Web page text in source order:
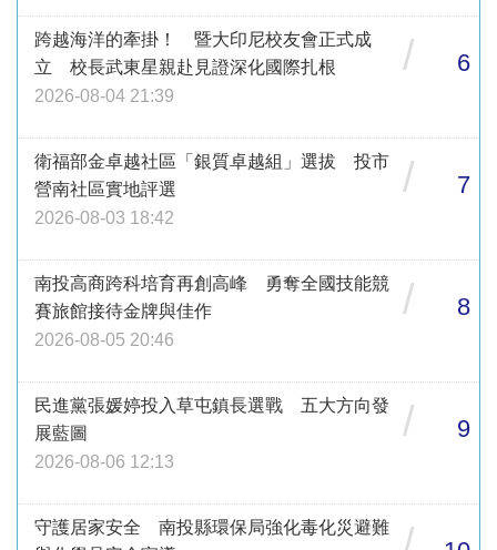
跨越海洋的牽掛！ 暨大印尼校友會正式成
立 校長武東星親赴見證深化國際扎根
2026-08-04 21:39
/ 6
衛福部金卓越社區「銀質卓越組」選拔 投市
營南社區實地評選
2026-08-03 18:42
/ 7
南投高商跨科培育再創高峰 勇奪全國技能競
賽旅館接待金牌與佳作
2026-08-05 20:46
/ 8
民進黨張媛婷投入草屯鎮長選戰 五大方向發
展藍圖
2026-08-06 12:13
/ 9
守護居家安全 南投縣環保局強化毒化災避難